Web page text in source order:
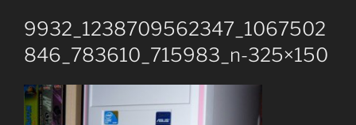
9932_1238709562347_1067502
846_783610_715983_n-325×150